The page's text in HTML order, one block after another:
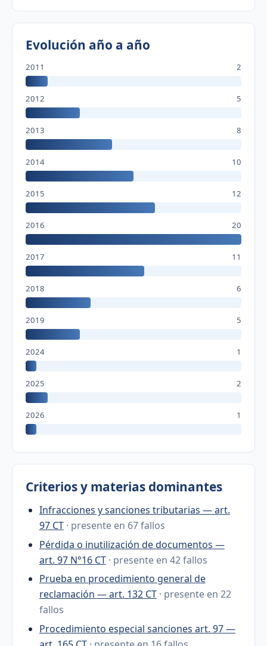
Evolución año a año
2011 2
2012 5
2013 8
2014 10
2015 12
2016 20
2017 11
2018 6
2019 5
2024 1
2025 2
2026 1
Criterios y materias dominantes
Infracciones y sanciones tributarias — art.
97 CT · presente en 67 fallos
Pérdida o inutilización de documentos —
art. 97 N°16 CT · presente en 42 fallos
Prueba en procedimiento general de
reclamación — art. 132 CT · presente en 22
fallos
Procedimiento especial sanciones art. 97 —